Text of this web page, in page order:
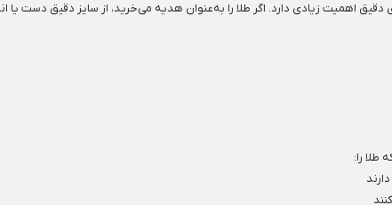
دقیق اهمیت زیادی دارد. اگر طلا را به‌عنوان هدیه می‌خرید، از سایز دقیق
طلا را: